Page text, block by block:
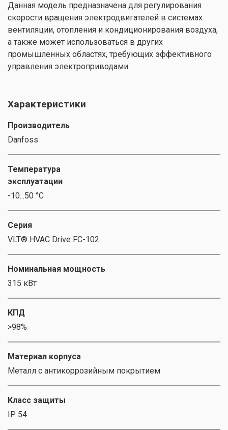
Данная модель предназначена для регулирования
скорости вращения электродвигателей в системах
вентиляции, отопления и кондиционирования воздуха,
а также может использоваться в других
промышленных областях, требующих эффективного
управления электроприводами.
Характеристики
Производитель
Danfoss
Температура
эксплуатации
-10...50 °C
Серия
VLT® HVAC Drive FC-102
Номинальная мощность
315 кВт
КПД
>98%
Материал корпуса
Металл с антикоррозийным покрытием
Класс защиты
IP 54